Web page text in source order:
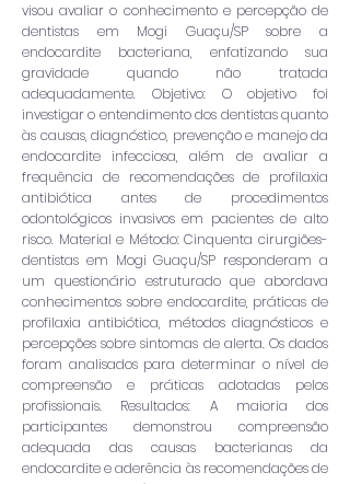
visou avaliar o conhecimento e percepção de
dentistas em Mogi Guaçu/SP sobre a
endocardite bacteriana, enfatizando sua
gravidade quando não tratada
adequadamente. Objetivo: O objetivo foi
investigar o entendimento dos dentistas quanto
às causas, diagnóstico, prevenção e manejo da
endocardite infecciosa, além de avaliar a
frequência de recomendações de profilaxia
antibiótica antes de procedimentos
odontológicos invasivos em pacientes de alto
risco. Material e Método: Cinquenta cirurgiões-
dentistas em Mogi Guaçu/SP responderam a
um questionário estruturado que abordava
conhecimentos sobre endocardite, práticas de
profilaxia antibiótica, métodos diagnósticos e
percepções sobre sintomas de alerta. Os dados
foram analisados para determinar o nível de
compreensão e práticas adotadas pelos
profissionais. Resultados: A maioria dos
participantes demonstrou compreensão
adequada das causas bacterianas da
endocardite e aderência às recomendações de